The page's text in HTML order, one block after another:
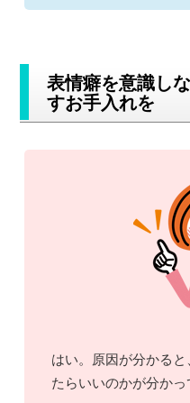
表情癖を意識し
すお手入れを
はい。原因が分かる
たらいいのかが分かっ